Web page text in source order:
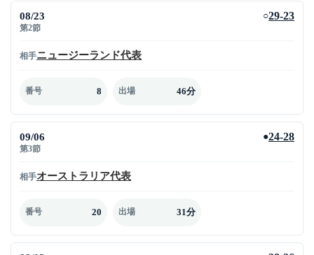
08/23
第2節
○29-23
相手ニュージーランド代表
番号 8 出場 46分
09/06
第3節
●24-28
相手オーストラリア代表
番号 20 出場 31分